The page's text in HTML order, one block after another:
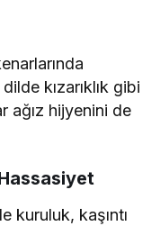
kızarıklık gibi
ağız hijyenini de
kuruluk, kaşıntı